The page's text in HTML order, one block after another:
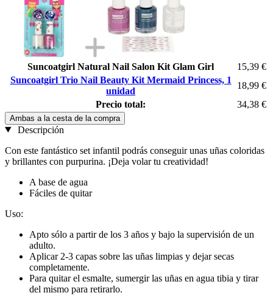
Suncoatgirl Natural Nail Salon Kit Glam Girl
15,39 €
Suncoatgirl Trio Nail Beauty Kit Mermaid Princess, 1
unidad
18,99 €
Precio total:
34,38 €
Ambas a la cesta de la compra
Descripción
Con este fantástico set infantil podrás conseguir unas uñas coloridas
y brillantes con purpurina. ¡Deja volar tu creatividad!
A base de agua
Fáciles de quitar
Uso:
Apto sólo a partir de los 3 años y bajo la supervisión de un
adulto.
Aplicar 2-3 capas sobre las uñas limpias y dejar secas
completamente.
Para quitar el esmalte, sumergir las uñas en agua tibia y tirar
del mismo para retirarlo.